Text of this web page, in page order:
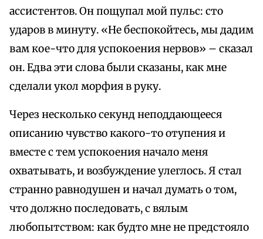
ассистентов. Он пощупал мой пульс: сто
ударов в минуту. «Не беспокойтесь, мы дадим
вам кое-что для успокоения нервов» – сказал
он. Едва эти слова были сказаны, как мне
сделали укол морфия в руку.
Через несколько секунд неподдающееся
описанию чувство какого-то отупения и
вместе с тем успокоения начало меня
охватывать, и возбуждение улеглось. Я стал
странно равнодушен и начал думать о том,
что должно последовать, с вялым
любопытством: как будто мне не предстояло